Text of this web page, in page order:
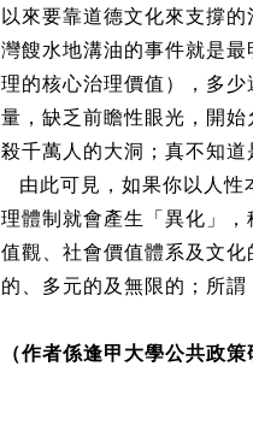
以來要靠道德文化來支撐
灣餿水地溝油的事件就是
理的核心治理價值），多
量，缺乏前瞻性眼光，開
殺千萬人的大洞；真不知
由此可見，如果你以人性
理體制就會產生「異化」
值觀、社會價值體系及文
的、多元的及無限的；所謂
（作者係逢甲大學公共政策